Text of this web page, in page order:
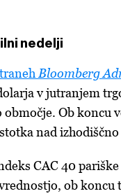
nedelji
Bloomberg
v jutranjem
območje. Ob koncu
nad
CAC 40 pariške
ob koncu